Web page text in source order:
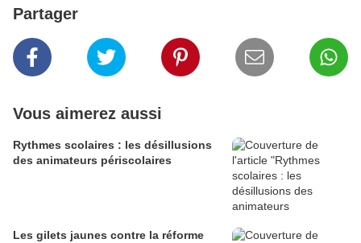
Partager
Vous aimerez aussi
Rythmes scolaires : les désillusions
des animateurs périscolaires
Les gilets jaunes contre la réforme